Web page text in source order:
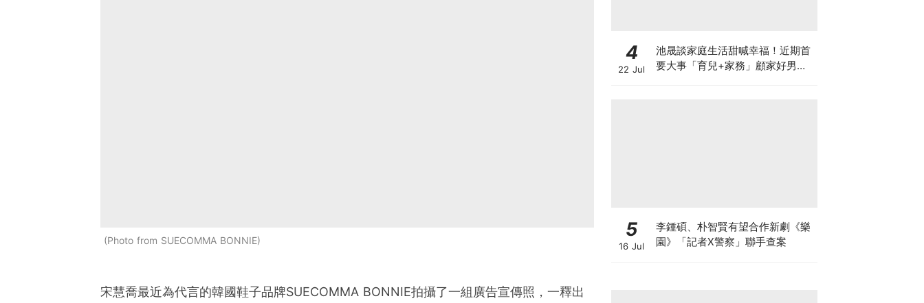
Photo from SUECOMMA BONNIE
宋慧喬最近為代言的韓國鞋子品牌SUECOMMA BONNIE拍攝了一組廣告宣傳照，一釋出
4
22 Jul
池晟談家庭生活甜喊幸福！近期首
要大事「育兒+家務」顧家好男人
5
16 Jul
李鍾碩、朴智賢有望合作新劇《樂
園》「記者X警察」聯手查案